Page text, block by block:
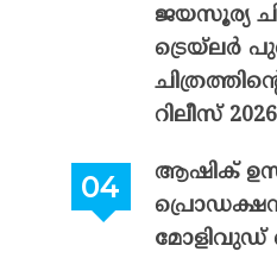
ജയസൂര്യ
ട്രെയ്‌ലർ
റിലീസ്
ആഷിക്
മോളിവുഡ്